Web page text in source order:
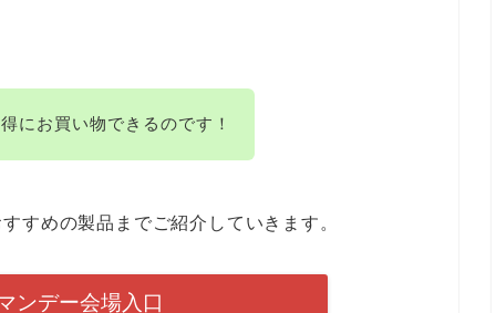
にお買い物できるのです！
すめの製品までご紹介していきます。
ンデー会場入口